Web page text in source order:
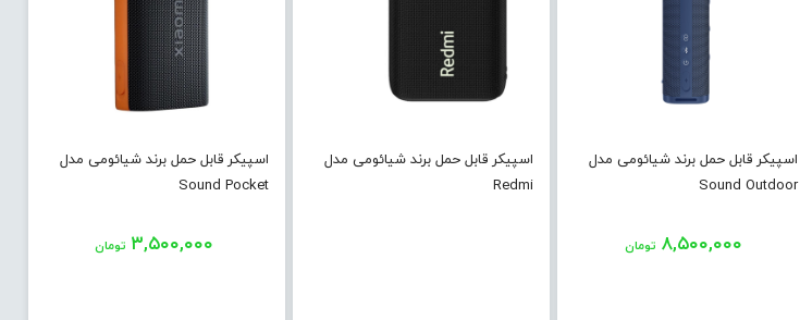
اسپیکر قابل حمل برند شیائومی مدل
Sound Outdoor
۸,۵۰۰,۰۰۰ تومان
اسپیکر قابل حمل برند شیائومی مدل
Redmi
اسپیکر قابل حمل برند شیائومی مدل
Sound Pocket
۳,۵۰۰,۰۰۰ تومان